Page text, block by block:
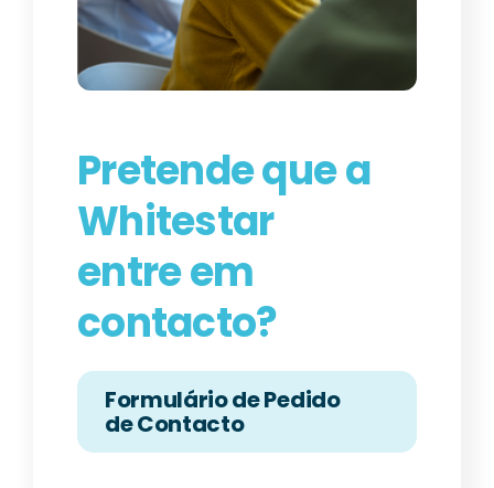
Pretende que a
Whitestar
entre em
contacto?
Formulário de Pedido
de Contacto